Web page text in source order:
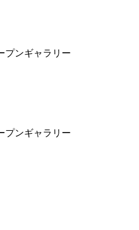
プンギャラリー
プンギャラリー